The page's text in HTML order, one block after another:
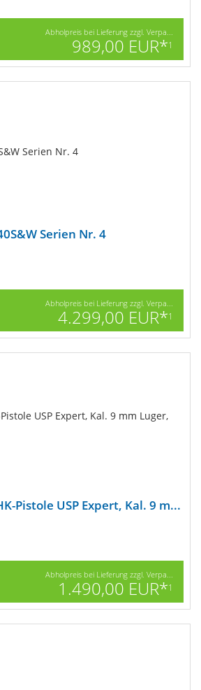
Abholpreis bei Lieferung zzgl. Verpa...
989,00 EUR*1
Serien Nr. 4
Abholpreis bei Lieferung zzgl. Verpa...
4.299,00 EUR*1
Pistole USP Expert, Kal. 9 m...
Abholpreis bei Lieferung zzgl. Verpa...
1.490,00 EUR*1